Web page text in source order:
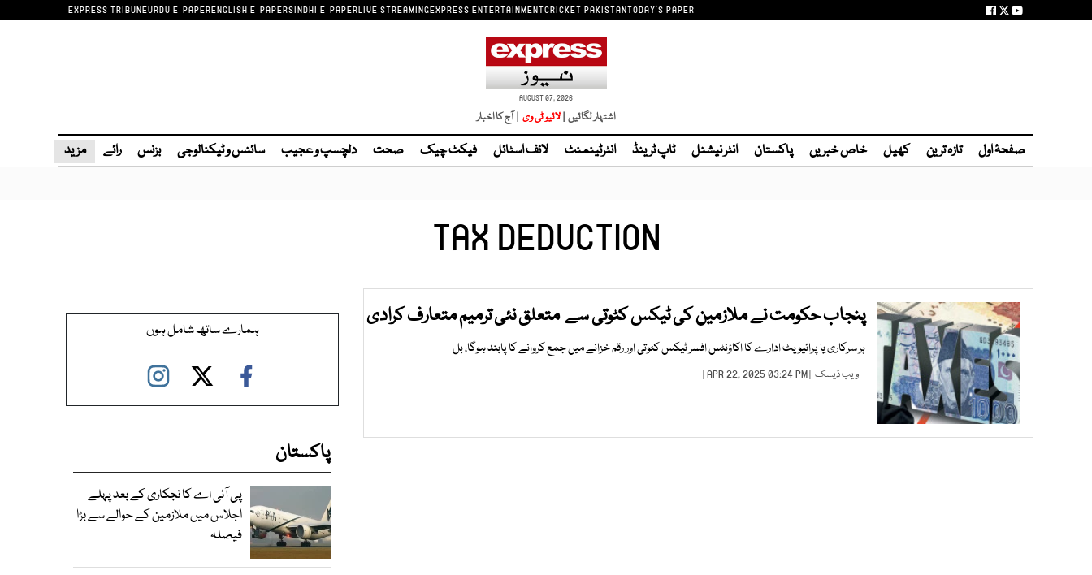
EXPRESS TRIBUNEURDU E-PAPERENGLISH E-PAPERSINDHI E-PAPERLIVE STREAMINGEXPRESS ENTERTAINMENTCRICKET PAKISTANTODAY'S PAPER
AUGUST 07, 2026
اشتہار لگائیں | | آج کا اخبار
صفحۂ اول تازہ ترین کھیل خاص خبریں پاکستان انٹر نیشنل ٹاپ ٹرینڈ انٹرٹینمنٹ لائف اسٹائل فیکٹ چیک صحت دلچسپ و عجیب سائنس و ٹیکنالوجی بزنس رائے مزید
TAX DEDUCTION
پنجاب حکومت نے ملازمین کی ٹیکس کٹوتی سے متعلق نئی ترمیم متعارف کرادی
ہر سرکاری یا پرائیویٹ ادارے کا اکاؤنٹس افسر ٹیکس کٹوتی اور رقم خزانے میں جمع کروانے کا پابند ہوگا، بل
ویب ڈیسک | APR 22, 2025 03:24 PM |
ہمارے ساتھ شامل ہوں
پاکستان
پی آئی اے کا نجکاری کے بعد پہلے
اجلاس میں ملازمین کے حوالے سے بڑا
فیصلہ